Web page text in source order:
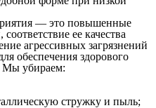
— это повышенные
ее качества
агрессивных загрязнений
обеспечения здорового
Мы убираем:
стружку и пыль;